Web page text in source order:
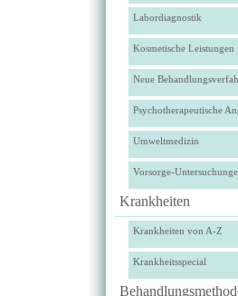
Labordiagnostik
Kosmetische Leistungen
Neue
Psychotherapeutische
Umweltmedizin
Vorsorge-
Krankheiten
Krankheiten von A-Z
Krankheitsspecial